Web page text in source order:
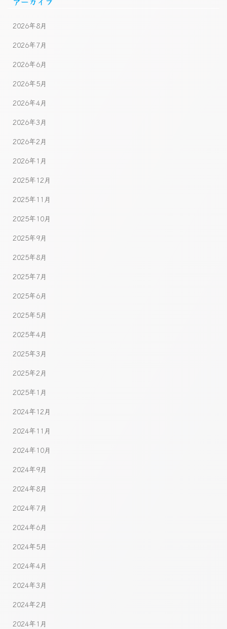
2026年8月
2026年7月
2026年6月
2026年5月
2026年4月
2026年3月
2026年2月
2026年1月
2025年12月
2025年11月
2025年10月
2025年9月
2025年8月
2025年7月
2025年6月
2025年5月
2025年4月
2025年3月
2025年2月
2025年1月
2024年12月
2024年11月
2024年10月
2024年9月
2024年8月
2024年7月
2024年6月
2024年5月
2024年4月
2024年3月
2024年2月
2024年1月